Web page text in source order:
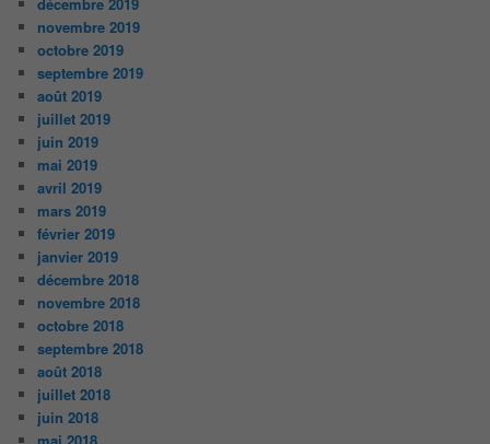
novembre 2019
octobre 2019
septembre 2019
août 2019
juillet 2019
juin 2019
mai 2019
avril 2019
mars 2019
février 2019
janvier 2019
décembre 2018
novembre 2018
octobre 2018
septembre 2018
août 2018
juillet 2018
juin 2018